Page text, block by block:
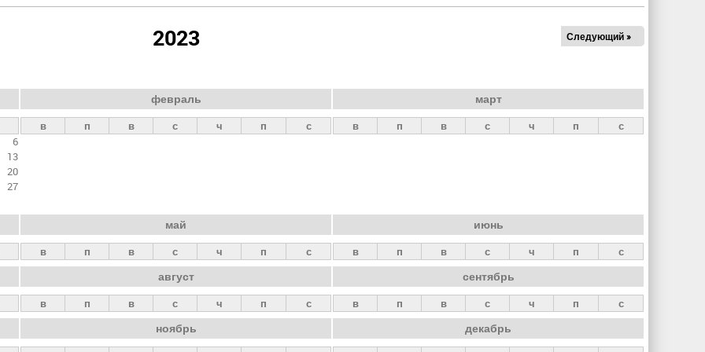
2023 Следующий »
6
13
20
27
февраль
в п в с ч п с
март
в п в с ч п с
май
в п в с ч п с
июнь
в п в с ч п с
август
в п в с ч п с
сентябрь
в п в с ч п с
ноябрь декабрь